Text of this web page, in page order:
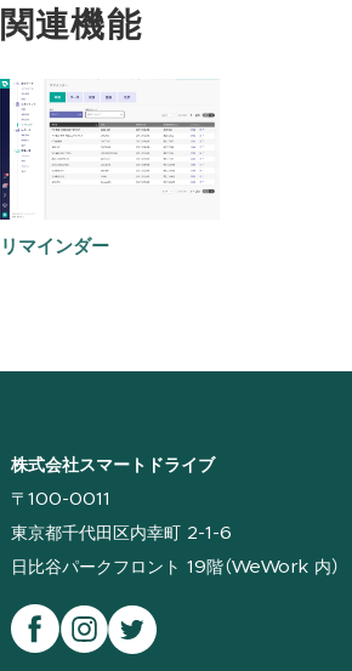
関連機能
リマインダー
株式会社スマートドライブ
〒100-0011
東京都千代田区内幸町 2-1-6
日比谷パークフロント 19階（WeWork 内）